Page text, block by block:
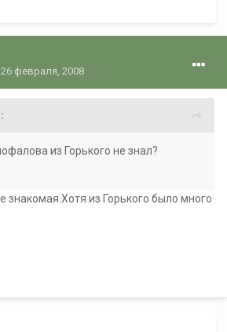
26 февраля, 2008
из Горького не знал?
знакомая.Хотя из Горького было много